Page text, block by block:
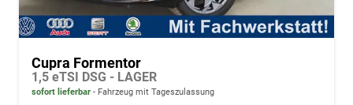
Cupra Formentor
1,5 eTSI DSG - LAGER
sofort lieferbar Fahrzeug mit Tageszulassung